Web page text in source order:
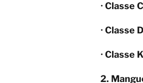
•Classe
•Classe
•Classe
2.